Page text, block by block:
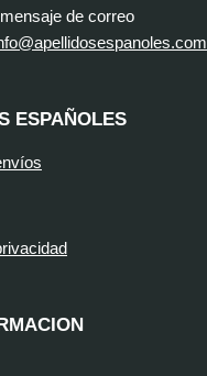
de correo
ESPAÑOLES